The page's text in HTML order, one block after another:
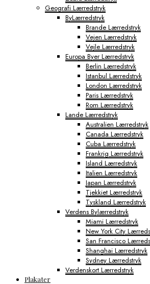
Geografi Lærredstryk
ByLærredstryk
Brande Lærredstryk
Vejen Lærredstryk
Vejle Lærredstryk
Europa Byer Lærredstryk
Berlin Lærredstryk
Istanbul Lærredstryk
London Lærredstryk
Paris Lærredstryk
Rom Lærredstryk
Lande Lærredstryk
Australien Lærredstryk
Canada Lærredstryk
Cuba Lærredstryk
Frankrig Lærredstryk
Island Lærredstryk
Italien Lærredstryk
Japan Lærredstryk
Tjekkiet Lærredstryk
Tyskland Lærredstryk
Verdens Bylærredstryk
Miami Lærredstryk
New York City
San Francisco
Shanghai Lærredstryk
Sydney Lærredstryk
Verdenskort Lærredstryk
Plakater